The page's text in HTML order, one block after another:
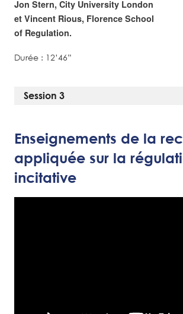
Jon Stern, City University London
et Vincent Rious, Florence School
of Regulation.
Durée : 12’46”
Session 3
Enseignements de la
appliquée sur la
incitative